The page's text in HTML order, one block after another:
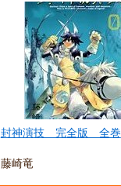
封神演技 完全版 全巻
藤崎竜